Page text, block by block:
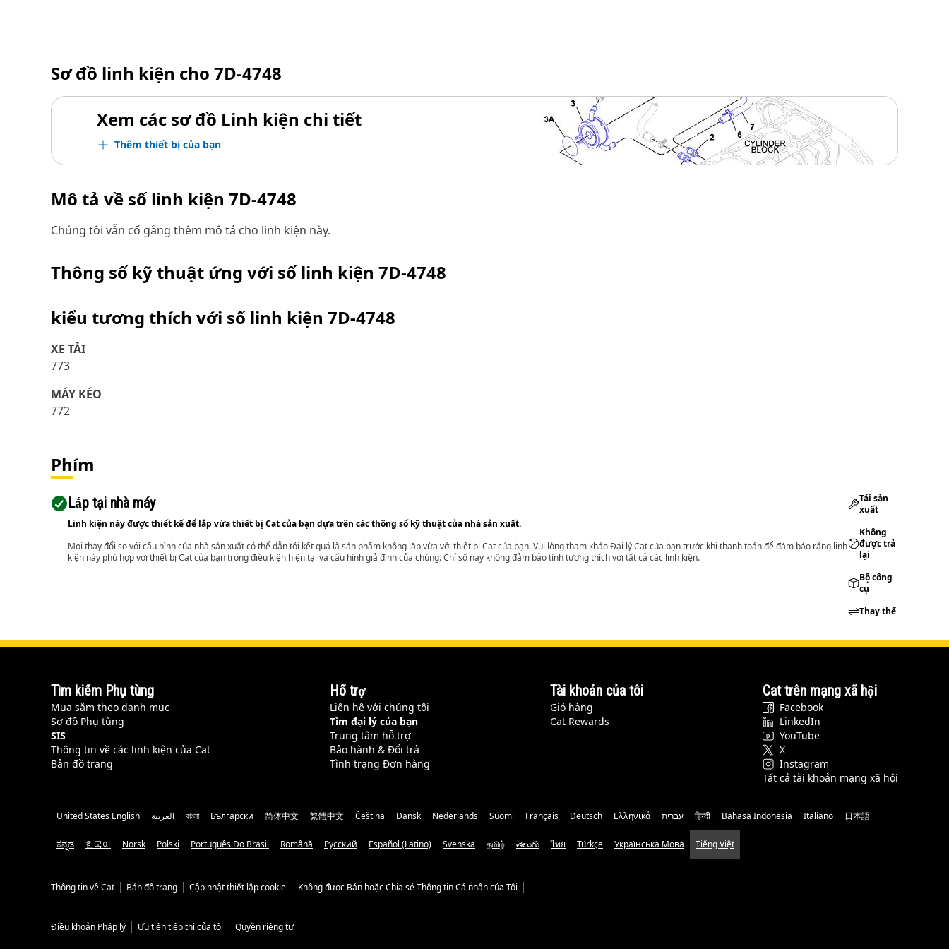
Sơ đồ linh kiện cho 7D-4748
Xem các sơ đồ Linh kiện chi tiết
Thêm thiết bị của bạn
Mô tả về số linh kiện 7D-4748
Chúng tôi vẫn cố gắng thêm mô tả cho linh kiện này.
Thông số kỹ thuật ứng với số linh kiện 7D-4748
kiểu tương thích với số linh kiện 7D-4748
XE TẢI
773
MÁY KÉO
772
Phím
Lắp tại nhà máy
Linh kiện này được thiết kế để lắp vừa thiết bị Cat của bạn dựa trên các thông số kỹ thuật của nhà sản xuất.
Mọi thay đổi so với cấu hình của nhà sản xuất có thể dẫn tới kết quả là sản phẩm không lắp vừa với thiết bị Cat của bạn. Vui lòng tham khảo Đại lý Cat của bạn trước khi thanh toán để đảm bảo rằng linh
kiện này phù hợp với thiết bị Cat của bạn trong điều kiện hiện tại và cấu hình giả định của chúng. Chỉ số này không đảm bảo tính tương thích với tất cả các linh kiện.
Tái sản
xuất
Không
được trả
lại
Bộ công
cụ
Thay thế
Tìm kiếm Phụ tùng
Mua sắm theo danh mục
Sơ đồ Phụ tùng
SIS
Thông tin về các linh kiện của Cat
Bản đồ trang
Hỗ trợ
Liên hệ với chúng tôi
Tìm đại lý của bạn
Trung tâm hỗ trợ
Bảo hành & Đổi trả
Tình trạng Đơn hàng
Tài khoản của tôi
Giỏ hàng
Cat Rewards
Cat trên mạng xã hội
Facebook
LinkedIn
YouTube
X
Instagram
Tất cả tài khoản mạng xã hội
United States English العربية বাংলা Български 简体中文 繁體中文 Čeština Dansk Nederlands Suomi Français Deutsch Ελληνικά עברית हिन्दी Bahasa Indonesia Italiano 日本語
ಕನ್ನಡ 한국어 Norsk Polski Português Do Brasil Română Русский Español (Latino) Svenska தமிழ் తెలుగు ไทย Türkçe Українська Мова Tiếng Việt
Thông tin về Cat Bản đồ trang Cập nhật thiết lập cookie Không được Bán hoặc Chia sẻ Thông tin Cá nhân của Tôi
Điều khoản Pháp lý Ưu tiên tiếp thị của tôi Quyền riêng tư